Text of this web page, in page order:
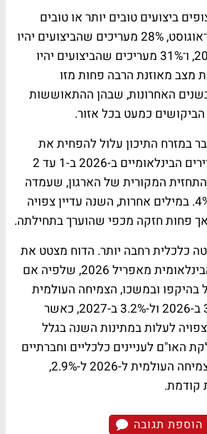
צופים ביצועים טובים יותר או טובים
בהרבה בתקופה מאי־אוגוסט, 28% מעריכים שהביצועים יהיו
דומים לאלה של 2025, ו־31% מעריכים שהביצועים יהיו
מצב מאוזנת הרבה פחות מזו
האחרונות, שבהן ההתאוששות
כמעט בכל אזור.
במזרח התיכון עלול להפחית את
הצמיחה במספר התיירים הבינלאומיים ב-2026 ב-1 עד 2
המקורית של הארגון, שעמדה
על צמיחה של 3%–4%. במילים אחרות, השנה עדיין צפויה
אך פחות חזקה מכפי שהוערך בתחילתה.
כלכלית רחבה יותר. הדוח מצטט את
תחזית קרן המטבע הבינלאומית מאפריל 2026, שלפיה אם
בהיקפו ובמשכו, הצמיחה העולמית
עשויה להאט ל-3.1% ב-2026 ול-3.2% ב-2027, כאשר
לעלות במתינות השנה בגלל
האו"ם לעניינים כלכליים וחברתיים
הורידה את תחזית הצמיחה העולמית ל-2026 ל-2.9%,
הוספת תגובה